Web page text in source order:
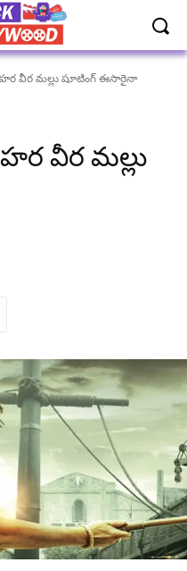
వీర మల్లు షూటింగ్ ఈసారైనా
వీర మల్లు